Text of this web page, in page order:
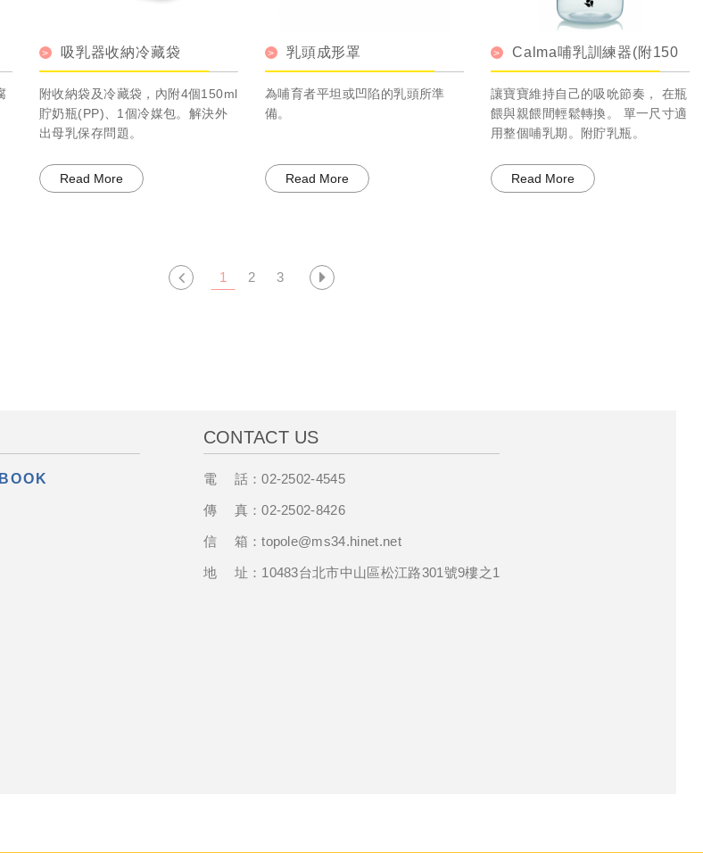
吸乳器收納冷藏袋
附收納袋及冷藏袋，內附4個150ml
貯奶瓶(PP)、1個冷媒包。解決外
出母乳保存問題。
Read More
乳頭成形罩
為哺育者平坦或凹陷的乳頭所準
備。
Read More
Calma哺乳訓練器(附150
奶瓶)
讓寶寶維持自己的吸吮節奏， 在瓶
餵與親餵間輕鬆轉換。 單一尺寸適
用整個哺乳期。附貯乳瓶。
Read More
1 2 3
CONTACT US
電 話：02-2502-4545
傳 真：02-2502-8426
信 箱：topole@ms34.hinet.net
地 址：10483台北市中山區松江路301號9樓之1